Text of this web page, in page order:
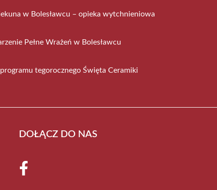
w Bolesławcu – opieka wytchnieniowa
Pełne Wrażeń w Bolesławcu
tegorocznego Święta Ceramiki
DOŁĄCZ DO NAS